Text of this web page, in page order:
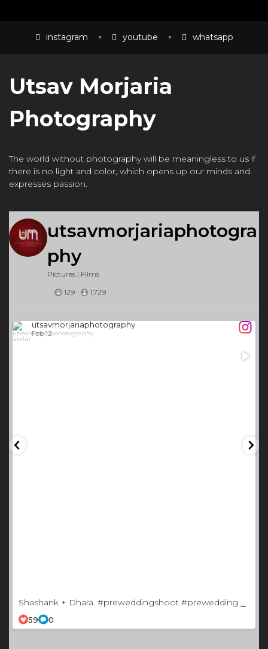
instagram youtube whatsapp
Utsav Morjaria
Photography
The world without photography will be meaningless to us if
there is no light and color, which opens up our minds and
expresses passion.
utsavmorjariaphotogra
phy
Pictures | Films
129
1,729
utsavmorjariaphotography
Feb 12
Shashank + Dhara. #preweddingshoot #prewedding ...
59 0